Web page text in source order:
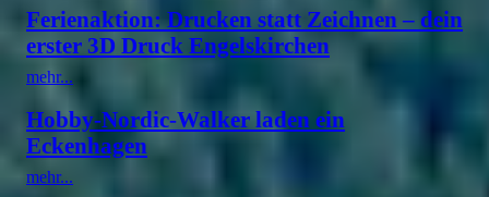
Ferienaktion: Drucken statt Zeichnen – dein
erster 3D Druck Engelskirchen
mehr...
Hobby-Nordic-Walker laden ein
Eckenhagen
mehr...